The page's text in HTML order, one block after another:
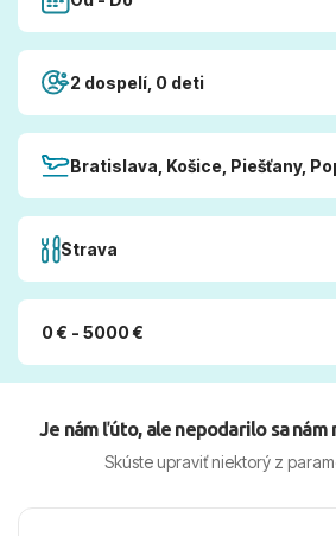
2 dospelí, 0 deti
Bratislava, Košice, Piešťany,
Strava
0 € - 5000 €
Je nám ľúto, ale nepodarilo sa nám
Skúste upraviť niektorý z